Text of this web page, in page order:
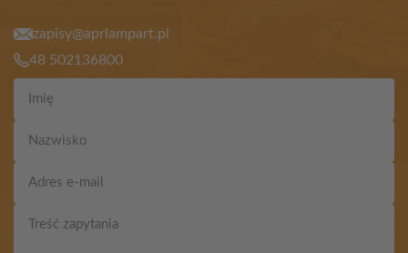
zapisy@aprlampart.pl
48 502136800